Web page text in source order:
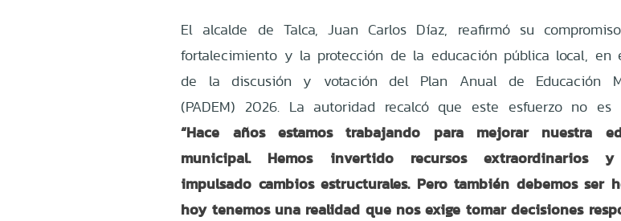
El alcalde de Talca, Juan Carlos Díaz, reafirmó su
fortalecimiento y la protección de la educación pública local, en
de la discusión y votación del Plan Anual de Educación
(PADEM) 2026. La autoridad recalcó que este esfuerzo no es
“Hace años estamos trabajando para mejorar nuestra
municipal. Hemos invertido recursos extraordinarios y
impulsado cambios estructurales. Pero también debemos ser
hoy tenemos una realidad que nos exige tomar decisiones